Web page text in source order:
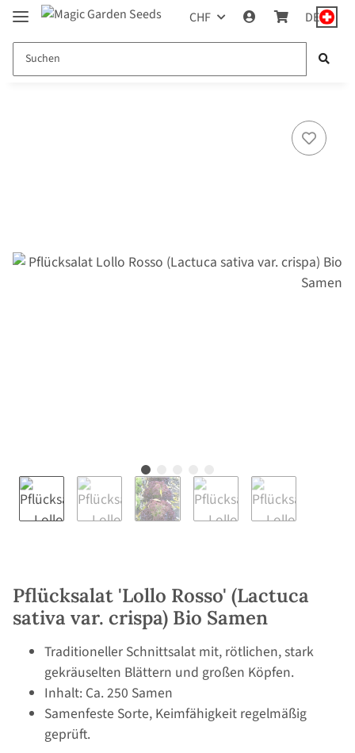
CHF DE
Pflücksalat 'Lollo Rosso' (Lactuca
sativa var. crispa) Bio Samen
Traditioneller Schnittsalat mit, rötlichen, stark
gekräuselten Blättern und großen Köpfen.
Inhalt: Ca. 250 Samen
Samenfeste Sorte, Keimfähigkeit regelmäßig
geprüft.